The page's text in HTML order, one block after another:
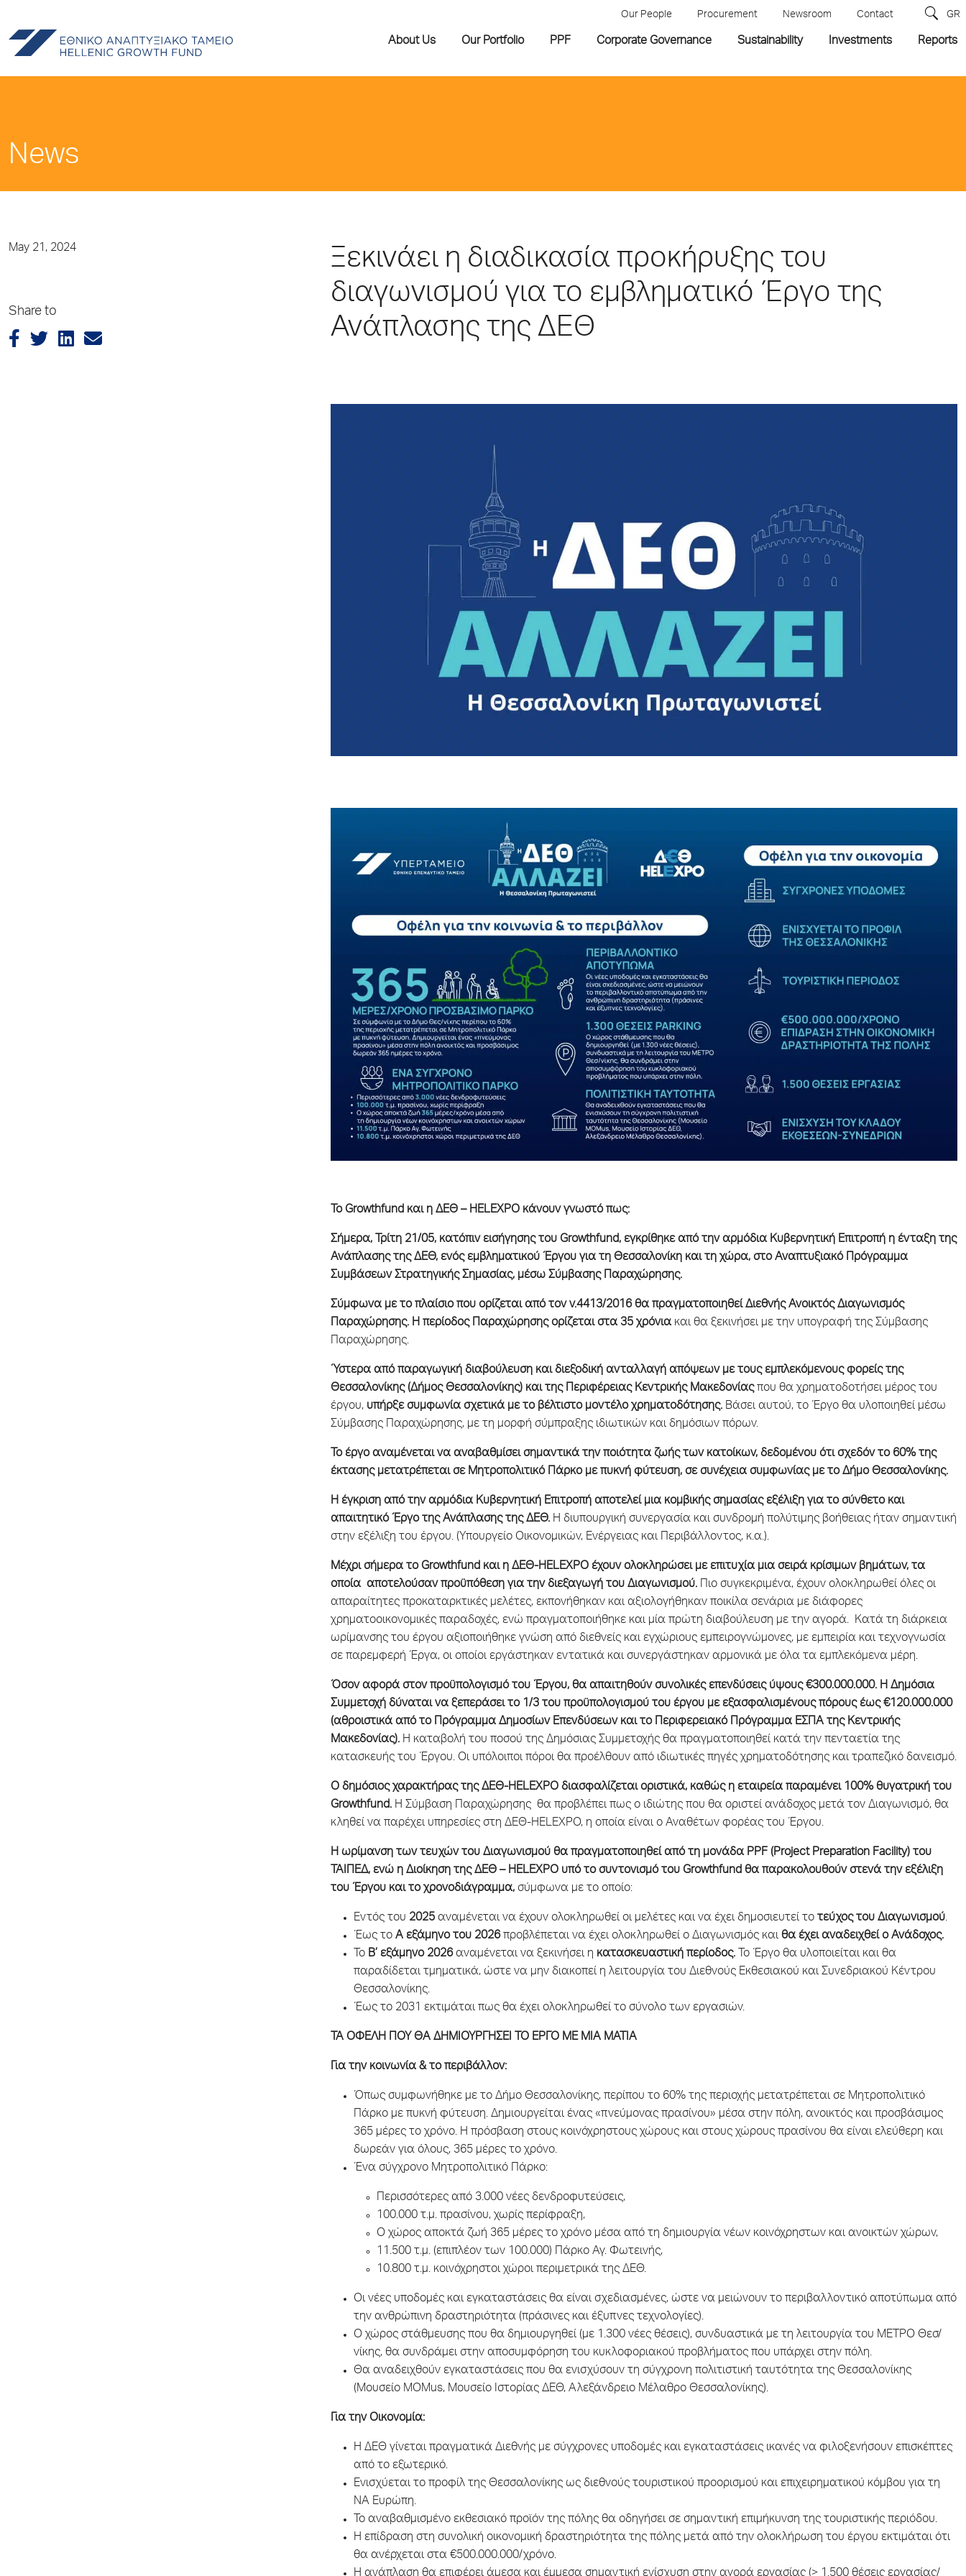
Our People Procurement Newsroom Contact GR
About Us Our Portfolio PPF Corporate Governance Sustainability Investments Reports
News
May 21, 2024
Share to
Ξεκινάει η διαδικασία προκήρυξης του
διαγωνισμού για το εμβληματικό Έργο της
Ανάπλασης της ΔΕΘ
Το Growthfund και η ΔΕΘ – HELEXPO κάνουν γνωστό πως:
Σήμερα, Τρίτη 21/05, κατόπιν εισήγησης του Growthfund, εγκρίθηκε από την αρμόδια Κυβερνητική Επιτροπή η ένταξη της
Ανάπλασης της ΔΕΘ, ενός εμβληματικού Έργου για τη Θεσσαλονίκη και τη χώρα, στο Αναπτυξιακό Πρόγραμμα
Συμβάσεων Στρατηγικής Σημασίας, μέσω Σύμβασης Παραχώρησης.
Σύμφωνα με το πλαίσιο που ορίζεται από τον ν.4413/2016 θα πραγματοποιηθεί Διεθνής Ανοικτός Διαγωνισμός
Παραχώρησης. H περίοδος Παραχώρησης ορίζεται στα 35 χρόνιακαι θα ξεκινήσει με την υπογραφή της Σύμβασης
Παραχώρησης.
Ύστερα από παραγωγική διαβούλευση και διεξοδική ανταλλαγή απόψεων με τους εμπλεκόμενους φορείς της
Θεσσαλονίκης (Δήμος Θεσσαλονίκης) και της Περιφέρειας Κεντρικής Μακεδονίαςπου θα χρηματοδοτήσει μέρος του
έργου, υπήρξε συμφωνία σχετικά με το βέλτιστο μοντέλο χρηματοδότησης. Βάσει αυτού, το Έργο θα υλοποιηθεί μέσω
Σύμβασης Παραχώρησης, με τη μορφή σύμπραξης ιδιωτικών και δημόσιων πόρων.
Το έργο αναμένεται να αναβαθμίσει σημαντικά την ποιότητα ζωής των κατοίκων, δεδομένου ότι σχεδόν το 60% της
έκτασης μετατρέπεται σε Μητροπολιτικό Πάρκο με πυκνή φύτευση, σε συνέχεια συμφωνίας με το Δήμο Θεσσαλονίκης.
Η έγκριση από την αρμόδια Κυβερνητική Επιτροπή αποτελεί μια κομβικής σημασίας εξέλιξη για το σύνθετο και
απαιτητικό Έργο της Ανάπλασης της ΔΕΘ. Η διυπουργική συνεργασία και συνδρομή πολύτιμης βοήθειας ήταν σημαντική
στην εξέλιξη του έργου. (Υπουργείο Οικονομικών, Ενέργειας και Περιβάλλοντος, κ.α.).
Μέχρι σήμερα το Growthfund και η ΔΕΘ-HELEXPO έχουν ολοκληρώσει με επιτυχία μια σειρά κρίσιμων βημάτων, τα
οποία αποτελούσαν προϋπόθεση για την διεξαγωγή του Διαγωνισμού. Πιο συγκεκριμένα, έχουν ολοκληρωθεί όλες οι
απαραίτητες προκαταρκτικές μελέτες, εκπονήθηκαν και αξιολογήθηκαν ποικίλα σενάρια με διάφορες
χρηματοοικονομικές παραδοχές, ενώ πραγματοποιήθηκε και μία πρώτη διαβούλευση με την αγορά. Κατά τη διάρκεια
ωρίμανσης του έργου αξιοποιήθηκε γνώση από διεθνείς και εγχώριους εμπειρογνώμονες, με εμπειρία και τεχνογνωσία
σε παρεμφερή Έργα, οι οποίοι εργάστηκαν εντατικά και συνεργάστηκαν αρμονικά με όλα τα εμπλεκόμενα μέρη.
Όσον αφορά στον προϋπολογισμό του Έργου, θα απαιτηθούν συνολικές επενδύσεις ύψους €300.000.000. Η Δημόσια
Συμμετοχή δύναται να ξεπεράσει το 1/3 του προϋπολογισμού του έργου με εξασφαλισμένους πόρους έως €120.000.000
(αθροιστικά από το Πρόγραμμα Δημοσίων Επενδύσεων και το Περιφερειακό Πρόγραμμα ΕΣΠΑ της Κεντρικής
Μακεδονίας). Η καταβολή του ποσού της Δημόσιας Συμμετοχής θα πραγματοποιηθεί κατά την πενταετία της
κατασκευής του Έργου. Οι υπόλοιποι πόροι θα προέλθουν από ιδιωτικές πηγές χρηματοδότησης και τραπεζικό δανεισμό.
Ο δημόσιος χαρακτήρας της ΔΕΘ-HELEXPO διασφαλίζεται οριστικά, καθώς η εταιρεία παραμένει 100% θυγατρική του
Growthfund. Η Σύμβαση Παραχώρησης θα προβλέπει πως ο ιδιώτης που θα οριστεί ανάδοχος μετά τον Διαγωνισμό, θα
κληθεί να παρέχει υπηρεσίες στη ΔΕΘ-HELEXPO, η οποία είναι ο Αναθέτων φορέας του Έργου.
Η ωρίμανση των τευχών του Διαγωνισμού θα πραγματοποιηθεί από τη μονάδα PPF (Project Preparation Facility) του
ΤΑΙΠΕΔ, ενώ η Διοίκηση της ΔΕΘ – HELEXPO υπό το συντονισμό του Growthfund θα παρακολουθούν στενά την εξέλιξη
του Έργου και το χρονοδιάγραμμα, σύμφωνα με το οποίο:
Εντός του 2025 αναμένεται να έχουν ολοκληρωθεί οι μελέτες και να έχει δημοσιευτεί το τεύχος του Διαγωνισμού.
Έως το Α εξάμηνο του 2026προβλέπεται να έχει ολοκληρωθεί ο Διαγωνισμός και θα έχει αναδειχθεί ο Ανάδοχος.
Το Β’ εξάμηνο 2026αναμένεται να ξεκινήσει η κατασκευαστική περίοδος. Το Έργο θα υλοποιείται και θα
παραδίδεται τμηματικά, ώστε να μην διακοπεί η λειτουργία του Διεθνούς Εκθεσιακού και Συνεδριακού Κέντρου
Θεσσαλονίκης.
Έως το 2031 εκτιμάται πως θα έχει ολοκληρωθεί το σύνολο των εργασιών.
ΤΑ ΟΦΕΛΗ ΠΟΥ ΘΑ ΔΗΜΙΟΥΡΓΗΣΕΙ ΤΟ ΕΡΓΟ ΜΕ ΜΙΑ ΜΑΤΙΑ
Για την κοινωνία & το περιβάλλον:
Όπως συμφωνήθηκε με το Δήμο Θεσσαλονίκης, περίπου το 60% της περιοχής μετατρέπεται σε Μητροπολιτικό
Πάρκο με πυκνή φύτευση. Δημιουργείται ένας «πνεύμονας πρασίνου» μέσα στην πόλη, ανοικτός και προσβάσιμος
365 μέρες το χρόνο. Η πρόσβαση στους κοινόχρηστους χώρους και στους χώρους πρασίνου θα είναι ελεύθερη και
δωρεάν για όλους, 365 μέρες το χρόνο.
Ένα σύγχρονο Μητροπολιτικό Πάρκο:
Περισσότερες από 3.000 νέες δενδροφυτεύσεις,
100.000 τ.μ. πρασίνου, χωρίς περίφραξη,
Ο χώρος αποκτά ζωή 365 μέρες το χρόνο μέσα από τη δημιουργία νέων κοινόχρηστων και ανοικτών χώρων,
11.500 τ.μ. (επιπλέον των 100.000) Πάρκο Αγ. Φωτεινής,
10.800 τ.μ. κοινόχρηστοι χώροι περιμετρικά της ΔΕΘ.
Οι νέες υποδομές και εγκαταστάσεις θα είναι σχεδιασμένες, ώστε να μειώνουν το περιβαλλοντικό αποτύπωμα από
την ανθρώπινη δραστηριότητα (πράσινες και έξυπνες τεχνολογίες).
Ο χώρος στάθμευσης που θα δημιουργηθεί (με 1.300 νέες θέσεις), συνδυαστικά με τη λειτουργία του ΜΕΤΡΟ Θεσ/
νίκης, θα συνδράμει στην αποσυμφόρηση του κυκλοφοριακού προβλήματος που υπάρχει στην πόλη.
Θα αναδειχθούν εγκαταστάσεις που θα ενισχύσουν τη σύγχρονη πολιτιστική ταυτότητα της Θεσσαλονίκης
(Μουσείο MOMus, Μουσείο Ιστορίας ΔΕΘ, Αλεξάνδρειο Μέλαθρο Θεσσαλονίκης).
Για την Οικονομία:
H ΔΕΘ γίνεται πραγματικά Διεθνής με σύγχρονες υποδομές και εγκαταστάσεις ικανές να φιλοξενήσουν επισκέπτες
από το εξωτερικό.
Ενισχύεται το προφίλ της Θεσσαλονίκης ως διεθνούς τουριστικού προορισμού και επιχειρηματικού κόμβου για τη
ΝΑ Ευρώπη.
Το αναβαθμισμένο εκθεσιακό προϊόν της πόλης θα οδηγήσει σε σημαντική επιμήκυνση της τουριστικής περιόδου.
Η επίδραση στη συνολική οικονομική δραστηριότητα της πόλης μετά από την ολοκλήρωση του έργου εκτιμάται ότι
θα ανέρχεται στα €500.000.000/χρόνο.